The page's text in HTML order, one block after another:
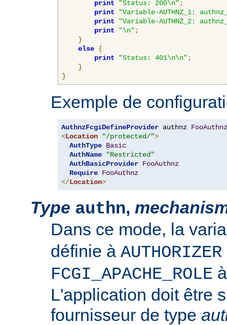
print
"Status: 200\n" ;
print
"Variable-AUTHNZ_1:
print
"Variable-AUTHNZ_2:
print
"\n" ;
}
else {
print
"Status: 401\n\n" ;
}
}
Exemple de
AuthnzFcgiDefineProvider authnz FooAuthnz
<Location "/protected/">
AuthType Basic
AuthName
"Restricted"
AuthBasicProvider FooAuthnz
Require FooAuthnz
</Location>
Type authn,
Dans ce mode, la
définie à AUTHORIZER
FCGI_APACHE_ROLE
L'application doit être
fournisseur de type